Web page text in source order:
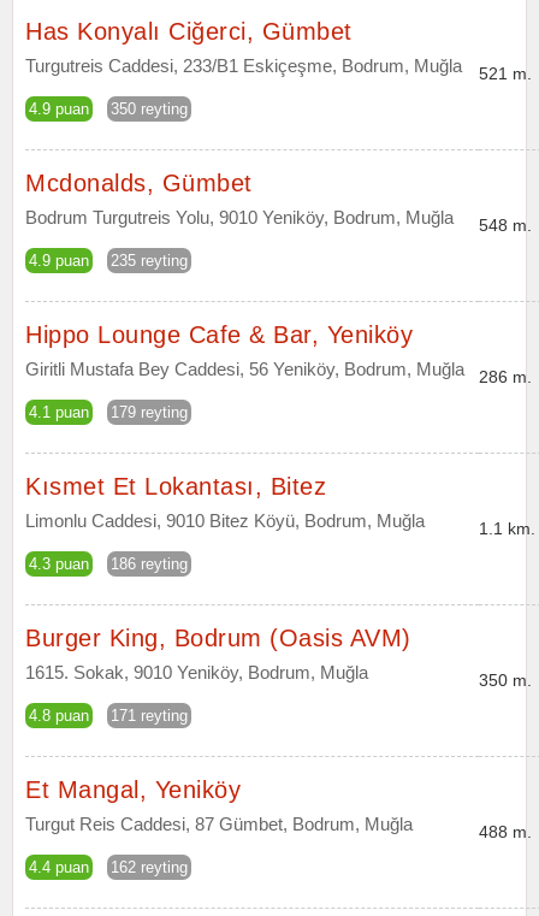
Has Konyalı Ciğerci, Gümbet
Turgutreis Caddesi, 233/B1 Eskiçeşme, Bodrum, Muğla
4.9 puan 350 reyting
521 m.
Mcdonalds, Gümbet
Bodrum Turgutreis Yolu, 9010 Yeniköy, Bodrum, Muğla
4.9 puan 235 reyting
548 m.
Hippo Lounge Cafe & Bar, Yeniköy
Giritli Mustafa Bey Caddesi, 56 Yeniköy, Bodrum, Muğla
4.1 puan 179 reyting
286 m.
Kısmet Et Lokantası, Bitez
Limonlu Caddesi, 9010 Bitez Köyü, Bodrum, Muğla
4.3 puan 186 reyting
1.1 km.
Burger King, Bodrum (Oasis AVM)
1615. Sokak, 9010 Yeniköy, Bodrum, Muğla
4.8 puan 171 reyting
350 m.
Et Mangal, Yeniköy
Turgut Reis Caddesi, 87 Gümbet, Bodrum, Muğla
4.4 puan 162 reyting
488 m.